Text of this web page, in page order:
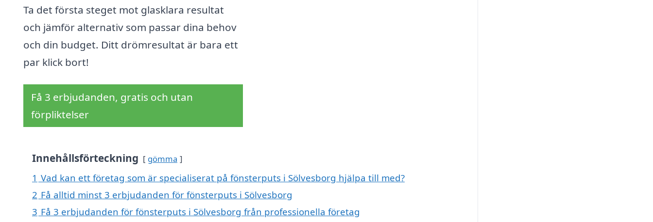
Ta det första steget mot glasklara resultat
och jämför alternativ som passar dina behov
och din budget. Ditt drömresultat är bara ett
par klick bort!
Få 3 erbjudanden, gratis och utan
förpliktelser
Innehållsförteckning gömma
1 Vad kan ett företag som är specialiserat på fönsterputs i Sölvesborg hjälpa till med?
2 Få alltid minst 3 erbjudanden för fönsterputs i Sölvesborg
3 Få 3 erbjudanden för fönsterputs i Sölvesborg från professionella företag